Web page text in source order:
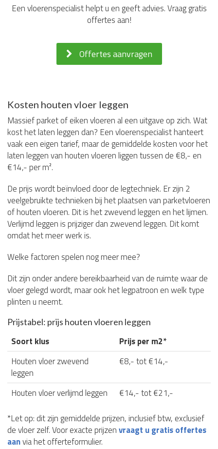
Een vloerenspecialist helpt u en geeft advies. Vraag gratis
offertes aan!
Offertes aanvragen
Kosten houten vloer leggen
Massief parket of eiken vloeren al een uitgave op zich. Wat
kost het laten leggen dan? Een vloerenspecialist hanteert
vaak een eigen tarief, maar de gemiddelde kosten voor het
laten leggen van houten vloeren liggen tussen de €8,- en
€14,- per m².
De prijs wordt beïnvloed door de legtechniek. Er zijn 2
veelgebruikte technieken bij het plaatsen van parketvloeren
of houten vloeren. Dit is het zwevend leggen en het lijmen.
Verlijmd leggen is prijziger dan zwevend leggen. Dit komt
omdat het meer werk is.
Welke factoren spelen nog meer mee?
Dit zijn onder andere bereikbaarheid van de ruimte waar de
vloer gelegd wordt, maar ook het legpatroon en welk type
plinten u neemt.
Prijstabel: prijs houten vloeren leggen
Soort klus
Prijs per m2*
Houten vloer zwevend
leggen
€8,- tot €14,-
Houten vloer verlijmd leggen
€14,- tot €21,-
*Let op: dit zijn gemiddelde prijzen, inclusief btw, exclusief
de vloer zelf. Voor exacte prijzenvraagt u gratis offertes
aanvia het offerteformulier.